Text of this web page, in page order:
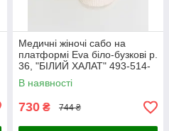
Медичні жіночі сабо на
платформі Eva біло-бузкові р.
36, "БІЛИЙ ХАЛАТ" 493-514-
929
В наявності
730 ₴ 744 ₴